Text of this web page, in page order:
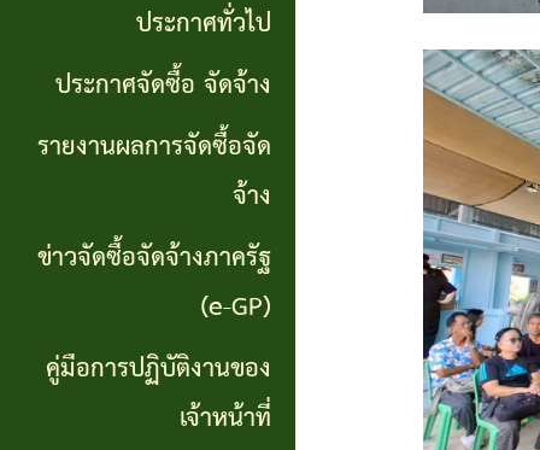
การ
บริหาร
จัดการ
เสี่ยง
ท่อง
เที่ยว
สอบ
ภายใน
ประกาศทั่วไป
ประกาศจัดซื้อ จัดจ้าง
รายงานผลการจัดซื้อจัด
จ้าง
ข่าวจัดซื้อจัดจ้างภาครัฐ
(e-GP)
คู่มือการปฏิบัติงานของ
เจ้าหน้าที่